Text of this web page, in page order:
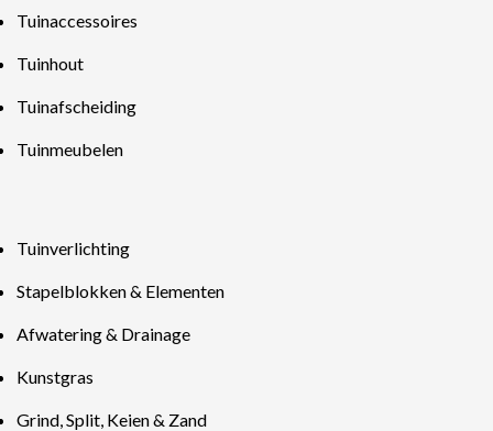
Tuinaccessoires
Tuinhout
Tuinafscheiding
Tuinmeubelen
Tuinverlichting
Stapelblokken & Elementen
Afwatering & Drainage
Kunstgras
Grind, Split, Keien & Zand